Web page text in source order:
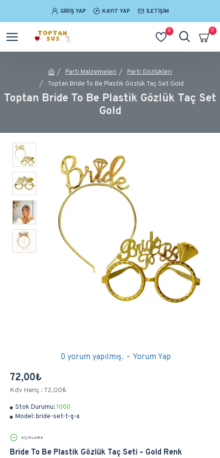
GIRIŞ YAP KAYIT YAP İLETIŞIM
0 0
Parti Malzemeleri
Parti Gözlükleri
Toptan Bride To Be Plastik Gözlük Taç Set Gold
Toptan Bride To Be Plastik Gözlük Taç Set
Gold
Stok Durumu:1000
Model:bride-set-t-g-a
0 yorum yapılmış. - Yorum Yap
72,00₺
Kdv Hariç : 72,00₺
AÇIKLAMA
Bride To Be Plastik Gözlük Taç Seti – Gold Renk